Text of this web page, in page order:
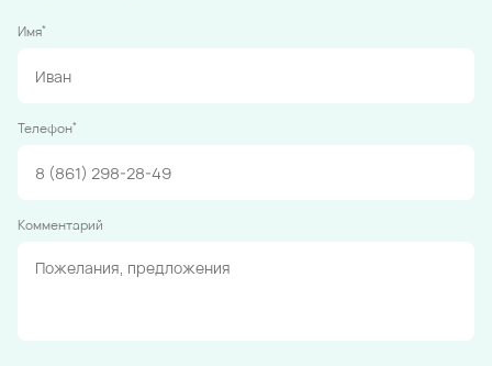
Имя*
Телефон*
Комментарий